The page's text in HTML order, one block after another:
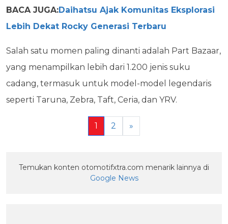
BACA JUGA:Daihatsu Ajak Komunitas Eksplorasi
Lebih Dekat Rocky Generasi Terbaru
Salah satu momen paling dinanti adalah Part Bazaar,
yang menampilkan lebih dari 1.200 jenis suku
cadang, termasuk untuk model-model legendaris
seperti Taruna, Zebra, Taft, Ceria, dan YRV.
1 2 »
Temukan konten otomotifxtra.com menarik lainnya di
Google News